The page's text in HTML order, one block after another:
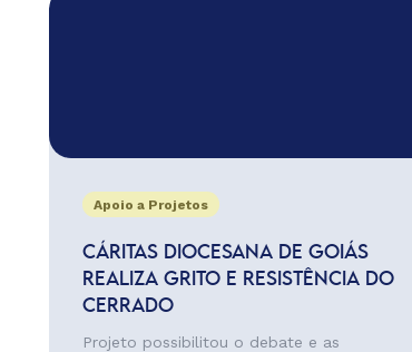
Apoio a Projetos
CÁRITAS DIOCESANA DE GOIÁS
REALIZA GRITO E RESISTÊNCIA DO
CERRADO
Projeto possibilitou o debate e as